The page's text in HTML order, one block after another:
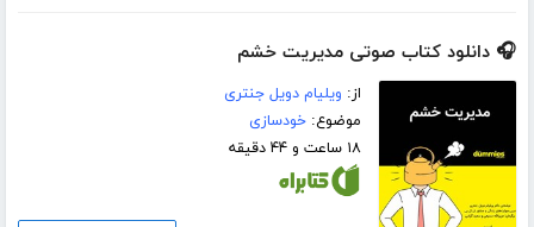
🎧 دانلود کتاب صوتی مدیریت خشم
از: ویلیام دویل جنتری
موضوع:خودسازی
۱۸ ساعت و ۴۴ دقیقه